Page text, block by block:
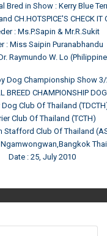
Bred in Show : Kerry Blue
CH.HOTSPICE'S CHECK IT
: Ms.P.Sapin & Mr.R.Sukit
: Miss Saipin Puranabhandu
Raymundo W. Lo
Dog Championship Show
BREED CHAMPIONSHIP
Dog Club Of Thailand
Club Of Thailand (TCTH)
Stafford Club Of Thailand
Date : 25, July 2010